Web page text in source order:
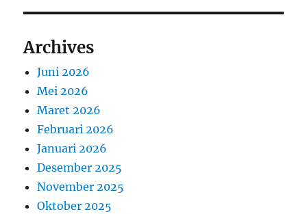
Archives
Juni 2026
Mei 2026
Maret 2026
Februari 2026
Januari 2026
Desember 2025
November 2025
Oktober 2025